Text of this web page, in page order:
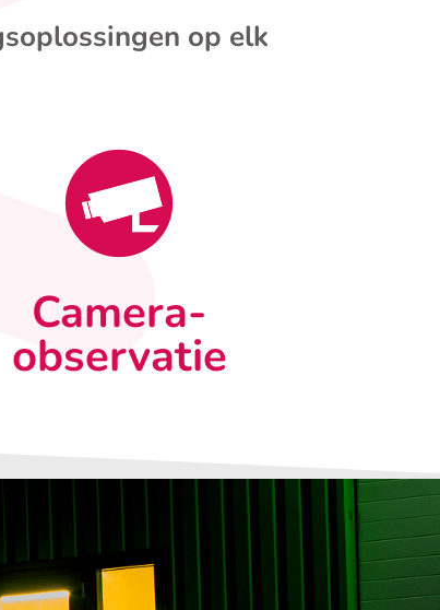
op elk
Camera-
observatie